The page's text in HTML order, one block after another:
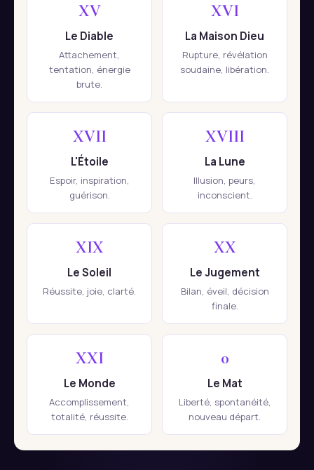
XV
Le Diable
Attachement,
tentation, énergie
brute.
XVI
La Maison Dieu
Rupture, révélation
soudaine, libération.
XVII
L'Étoile
Espoir, inspiration,
guérison.
XVIII
La Lune
Illusion, peurs,
inconscient.
XIX
Le Soleil
Réussite, joie, clarté.
XX
Le Jugement
Bilan, éveil, décision
finale.
XXI
Le Monde
Accomplissement,
totalité, réussite.
0
Le Mat
Liberté, spontanéité,
nouveau départ.